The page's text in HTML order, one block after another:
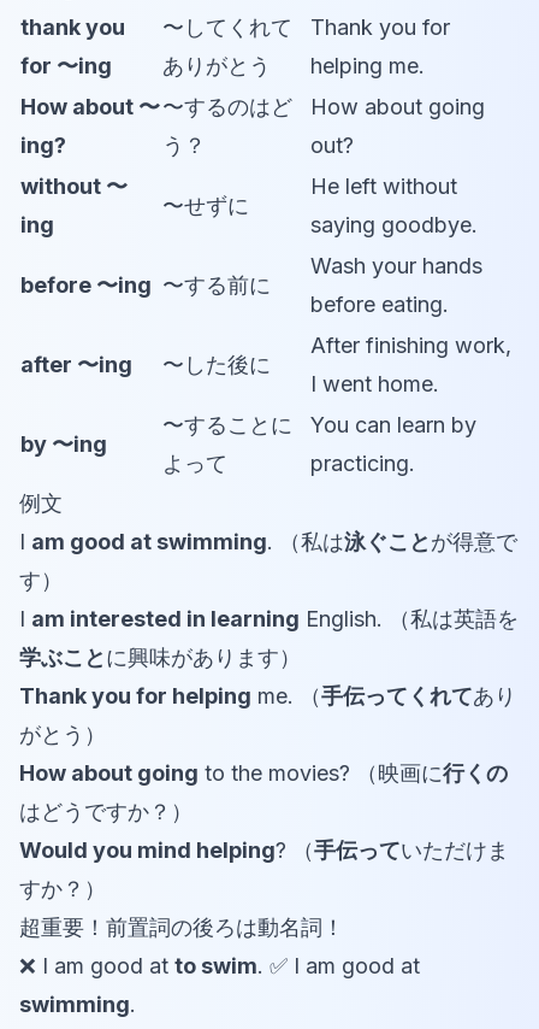
thank you
for 〜ing
〜してくれて
ありがとう
Thank you for
helping me.
How about 〜
ing?
〜するのはど
う？
How about going
out?
without 〜
ing
〜せずに
He left without
saying goodbye.
before 〜ing 〜する前に
Wash your hands
before eating.
after 〜ing 〜した後に
After finishing work,
I went home.
by 〜ing
〜することに
よって
You can learn by
practicing.
例文
I am good at swimming. （私は泳ぐことが得意で
す）
I am interested in learning English. （私は英語を
学ぶことに興味があります）
Thank you for helping me. （手伝ってくれてあり
がとう）
How about going to the movies? （映画に行くの
はどうですか？）
Would you mind helping? （手伝っていただけま
すか？）
超重要！前置詞の後ろは動名詞！
❌ I am good at to swim. ✅ I am good at
swimming.